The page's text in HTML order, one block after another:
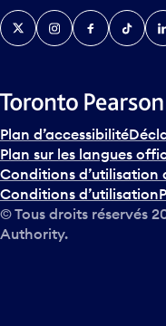
v
e
n
s
u
r
l
e
c
a
TwitterInstagramFacebook
TikTok
Plan d’accessibilité
Plan sur les langues
Conditions d’utilisation
Conditions d’utilisation
© Tous droits réservés
Authority.